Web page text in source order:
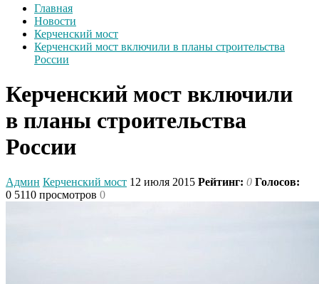
Главная
Новости
Керченский мост
Керченский мост включили в планы строительства
России
Керченский мост включили
в планы строительства
России
Админ Керченский мост 12 июля 2015 Рейтинг: 0 Голосов:
0 5110 просмотров 0